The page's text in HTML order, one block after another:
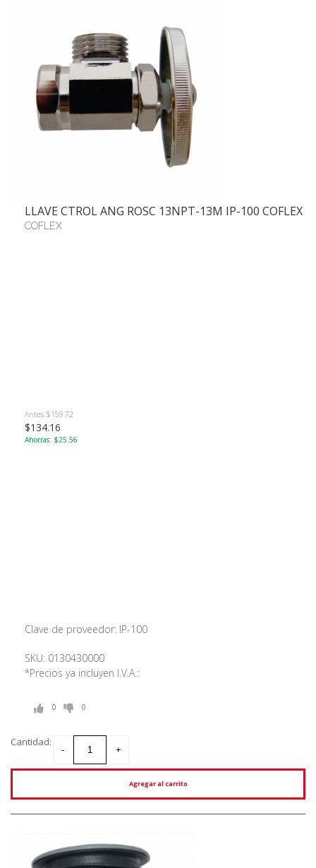
LLAVE CTROL ANG ROSC 13NPT-13M IP-100 COFLEX
COFLEX
Antes: $159.72
$134.16
Ahorras: $25.56
Clave de proveedor: IP-100
SKU: 0130430000
*Precios ya incluyen I.V.A.:
0 0
Cantidad:
Agregar al carrito